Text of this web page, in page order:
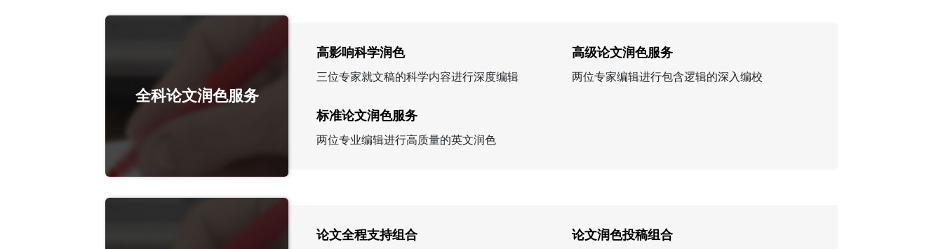
全科论文润色服务
高影响科学润色
三位专家就文稿的科学内容进行深度编辑
高级论文润色服务
两位专家编辑进行包含逻辑的深入编校
标准论文润色服务
两位专业编辑进行高质量的英文润色
论文全程支持组合 论文润色投稿组合